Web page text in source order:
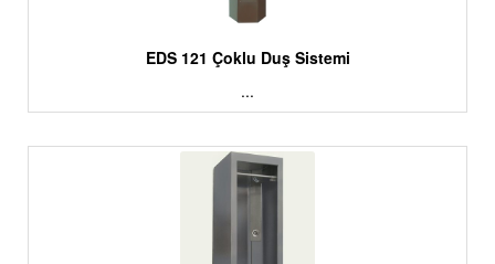
EDS 121 Çoklu Duş Sistemi
...